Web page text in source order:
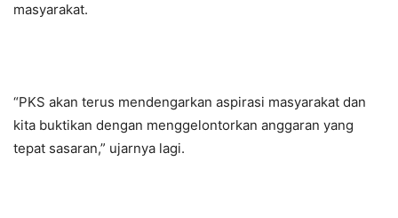
masyarakat.
“PKS akan terus mendengarkan aspirasi masyarakat dan
kita buktikan dengan menggelontorkan anggaran yang
tepat sasaran,” ujarnya lagi.